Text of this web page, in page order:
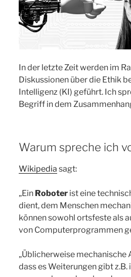
In der letzte Zeit werden im
Diskussionen über die Ethik
Intelligenz (KI) geführt. Ich
Begriff in dem
Warum spreche ich
Wikipedia sagt:
„Ein Roboter ist eine
dient, dem Menschen
können sowohl ortsfeste als
von Computerprogrammen
„Üblicherweise mechanische
dass es Weiterungen gibt